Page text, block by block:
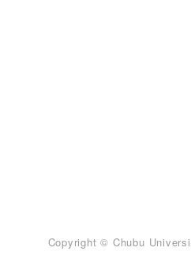
Copyright © Chubu